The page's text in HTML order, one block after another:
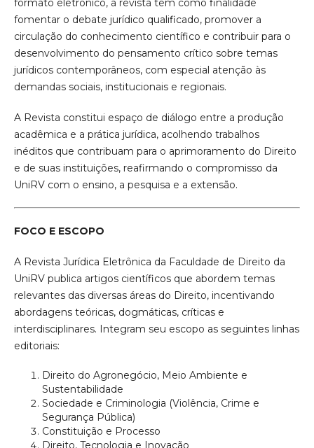
formato eletrônico, a revista tem como finalidade
fomentar o debate jurídico qualificado, promover a
circulação do conhecimento científico e contribuir para o
desenvolvimento do pensamento crítico sobre temas
jurídicos contemporâneos, com especial atenção às
demandas sociais, institucionais e regionais.
A Revista constitui espaço de diálogo entre a produção
acadêmica e a prática jurídica, acolhendo trabalhos
inéditos que contribuam para o aprimoramento do Direito
e de suas instituições, reafirmando o compromisso da
UniRV com o ensino, a pesquisa e a extensão.
FOCO E ESCOPO
A Revista Jurídica Eletrônica da Faculdade de Direito da
UniRV publica artigos científicos que abordem temas
relevantes das diversas áreas do Direito, incentivando
abordagens teóricas, dogmáticas, críticas e
interdisciplinares. Integram seu escopo as seguintes linhas
editoriais:
Direito do Agronegócio, Meio Ambiente e
Sustentabilidade
Sociedade e Criminologia (Violência, Crime e
Segurança Pública)
Constituição e Processo
Direito, Tecnologia e Inovação